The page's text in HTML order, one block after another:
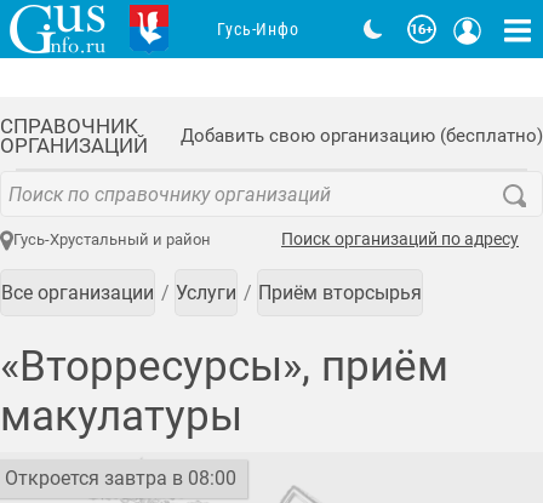
СПРАВОЧНИК
ОРГАНИЗАЦИЙ
Добавить свою организацию (бесплатно)
Гусь-Хрустальный и район Поиск организаций по адресу
Все организации Услуги Приём вторсырья
«Вторресурсы», приём
макулатуры
Откроется завтра в 08:00
Гусь-Инфо